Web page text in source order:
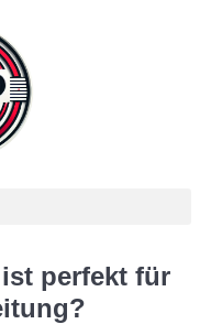
perfekt für